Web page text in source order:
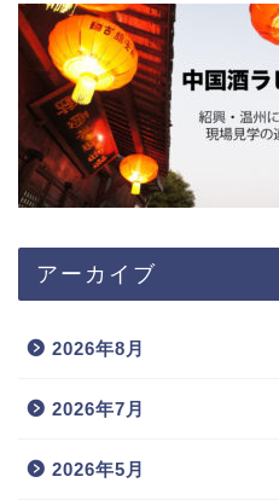
アーカイブ
2026年8月
2026年7月
2026年5月